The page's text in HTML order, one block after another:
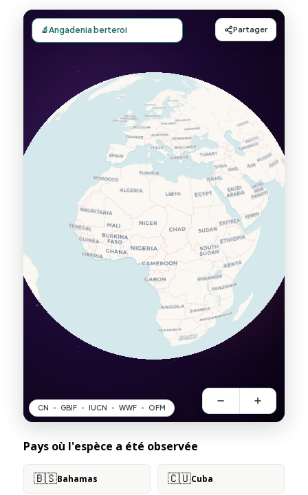
Pays où l'espèce a été observée
🇧🇸Bahamas 🇨🇺Cuba